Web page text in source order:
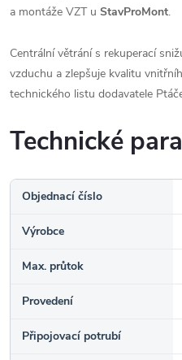
a montáže VZT u StavProMont.
Centrální větrání s rekuperací
vzduchu a zlepšuje kvalitu
technického listu dodavatele
Technické
Objednací číslo
Výrobce
Max. průtok
Provedení
Připojovací potrubí